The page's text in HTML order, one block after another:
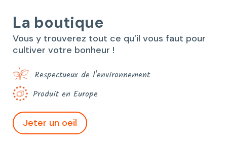
La boutique
Vous y trouverez tout ce qu’il vous faut pour
cultiver votre bonheur !
Respectueux de l'environnement
Produit en Europe
Jeter un oeil